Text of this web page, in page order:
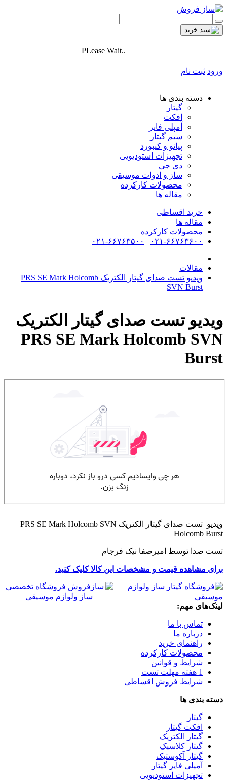
PLease Wait..
ورود ثبت نام
دسته بندی ها
گیتار
افکت
آمپلی فایر
سیم گیتار
پیانو و کیبورد
تجهیزات استودیویی
دی جی
ساز و ادوات موسیقی
محصولات کارکرده
مقاله ها
خرید اقساطی
مقاله ها
محصولات کارکرده
۰۲۱-۶۶۷۶۳۶۰۰ | ۰۲۱-۶۶۷۶۳۵۰۰
مقالات
ویدیو تست صدای گیتار الکتریک PRS SE Mark Holcomb
SVN Burst
ویدیو تست صدای گیتار الکتریک
PRS SE Mark Holcomb SVN
Burst
ویدیو تست صدای گیتار الکتریک PRS SE Mark Holcomb SVN
Holcomb Burst
تست صدا توسط امیرصفا نیک فرجام
برای مشاهده قیمت و مشخصات این کالا کلیک کنید.
لینک‌های مهم:
تماس با ما
درباره ما
راهنمای خرید
محصولات کارکرده
شرایط و قوانین
1 هفته مهلت تست
شرایط فروش اقساطی
دسته بندی ها
گیتار
افکت گیتار
گیتار الکتریک
گیتار کلاسیک
گیتار آکوستیک
آمپلی فایر گیتار
تجهیزات استودیویی